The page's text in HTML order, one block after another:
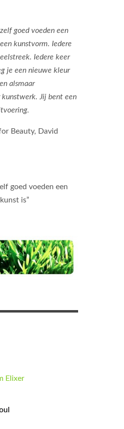
goed voeden een
kunstvorm. Iedere
Iedere keer
je een nieuwe kleur
alsmaar
Jij bent een
Beauty, David
goed voeden een
kunst is”
Elixer